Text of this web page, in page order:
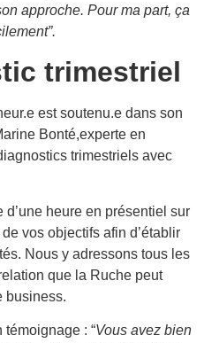
approche. Pour ma part, ça
trimestriel
est soutenu.e dans son
Bonté,experte en
trimestriels avec
d’une heure en présentiel sur
vos objectifs afin d’établir
Nous y adressons tous les
que la Ruche peut
business.
: “Vous avez bien